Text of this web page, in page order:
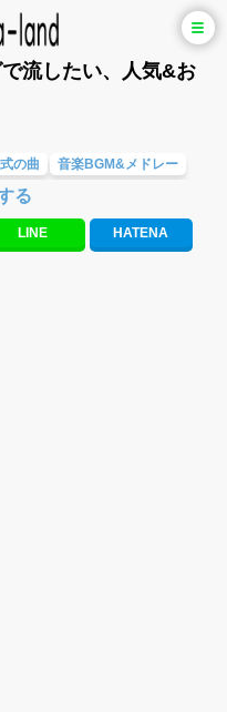
流したい、人気&お
の曲 音楽BGM&メドレー
歌)
る
LINE HATENA